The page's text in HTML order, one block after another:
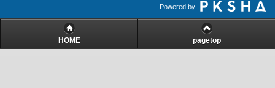
Powered by
HOME pagetop